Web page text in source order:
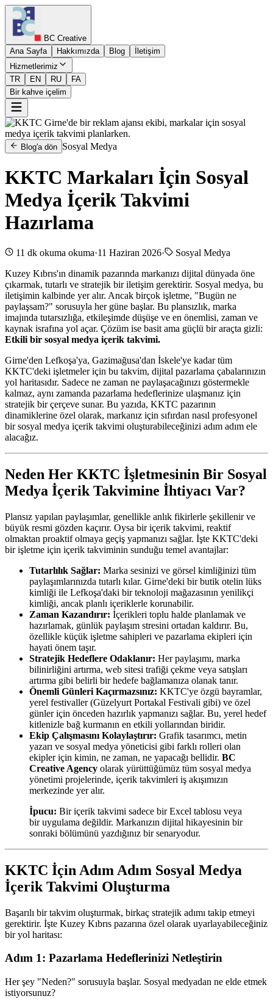
BC Creative
Ana Sayfa
Hakkımızda Blog
İletişim
Hizmetlerimiz
TR
EN RU
FA
Bir kahve içelim
Blog'a dön Sosyal Medya
KKTC Markaları İçin Sosyal
Medya İçerik Takvimi
Hazırlama
11 dk okuma okuma·11 Haziran 2026·
Sosyal Medya
Kuzey Kıbrıs'ın dinamik pazarında markanızı dijital dünyada öne
çıkarmak, tutarlı ve stratejik bir iletişim gerektirir. Sosyal medya, bu
iletişimin kalbinde yer alır. Ancak birçok işletme, "Bugün ne
paylaşsam?" sorusuyla her güne başlar. Bu plansızlık, marka
imajında tutarsızlığa, etkileşimde düşüşe ve en önemlisi, zaman ve
kaynak israfına yol açar. Çözüm ise basit ama güçlü bir araçta gizli:
Etkili bir sosyal medya içerik takvimi.
Girne'den Lefkoşa'ya, Gazimağusa'dan İskele'ye kadar tüm
KKTC'deki işletmeler için bu takvim, dijital pazarlama çabalarınızın
yol haritasıdır. Sadece ne zaman ne paylaşacağınızı göstermekle
kalmaz, aynı zamanda pazarlama hedeflerinize ulaşmanız için
stratejik bir çerçeve sunar. Bu yazıda, KKTC pazarının
dinamiklerine özel olarak, markanız için sıfırdan nasıl profesyonel
bir sosyal medya içerik takvimi oluşturabileceğinizi adım adım ele
alacağız.
Neden Her KKTC İşletmesinin Bir Sosyal
Medya İçerik Takvimine İhtiyacı Var?
Plansız yapılan paylaşımlar, genellikle anlık fikirlerle şekillenir ve
büyük resmi gözden kaçırır. Oysa bir içerik takvimi, reaktif
olmaktan proaktif olmaya geçiş yapmanızı sağlar. İşte KKTC'deki
bir işletme için içerik takviminin sunduğu temel avantajlar:
Tutarlılık Sağlar: Marka sesinizi ve görsel kimliğinizi tüm
paylaşımlarınızda tutarlı kılar. Girne'deki bir butik otelin lüks
kimliği ile Lefkoşa'daki bir teknoloji mağazasının yenilikçi
kimliği, ancak planlı içeriklerle korunabilir.
Zaman Kazandırır: İçerikleri toplu halde planlamak ve
hazırlamak, günlük paylaşım stresini ortadan kaldırır. Bu,
özellikle küçük işletme sahipleri ve pazarlama ekipleri için
hayati önem taşır.
Stratejik Hedeflere Odaklanır: Her paylaşımı, marka
bilinirliğini artırma, web sitesi trafiği çekme veya satışları
artırma gibi belirli bir hedefe bağlamanıza olanak tanır.
Önemli Günleri Kaçırmazsınız: KKTC'ye özgü bayramlar,
yerel festivaller (Güzelyurt Portakal Festivali gibi) ve özel
günler için önceden hazırlık yapmanızı sağlar. Bu, yerel hedef
kitlenizle bağ kurmanın en etkili yollarından biridir.
Ekip Çalışmasını Kolaylaştırır: Grafik tasarımcı, metin
yazarı ve sosyal medya yöneticisi gibi farklı rolleri olan
ekipler için kimin, ne zaman, ne yapacağı bellidir. BC
Creative Agency olarak yürüttüğümüz tüm sosyal medya
yönetimi projelerinde, içerik takvimleri iş akışımızın
merkezinde yer alır.
İpucu: Bir içerik takvimi sadece bir Excel tablosu veya
bir uygulama değildir. Markanızın dijital hikayesinin bir
sonraki bölümünü yazdığınız bir senaryodur.
KKTC İçin Adım Adım Sosyal Medya
İçerik Takvimi Oluşturma
Başarılı bir takvim oluşturmak, birkaç stratejik adımı takip etmeyi
gerektirir. İşte Kuzey Kıbrıs pazarına özel olarak uyarlayabileceğiniz
bir yol haritası:
Adım 1: Pazarlama Hedeflerinizi Netleştirin
Her şey "Neden?" sorusuyla başlar. Sosyal medyadan ne elde etmek
istiyorsunuz?